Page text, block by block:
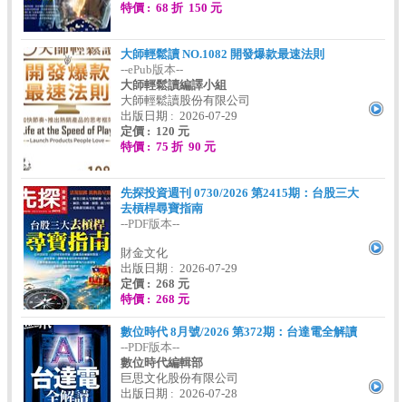
特價 : 68 折 150 元
大師輕鬆讀 NO.1082 開發爆款最速法則
--ePub版本--
大師輕鬆讀編譯小組
大師輕鬆讀股份有限公司
出版日期 : 2026-07-29
定價 : 120 元
特價 : 75 折 90 元
先探投資週刊 0730/2026 第2415期：台股三大
去槓桿尋寶指南
--PDF版本--
財金文化
出版日期 : 2026-07-29
定價 : 268 元
特價 : 268 元
數位時代 8月號/2026 第372期：台達電全解讀
--PDF版本--
數位時代編輯部
巨思文化股份有限公司
出版日期 : 2026-07-28